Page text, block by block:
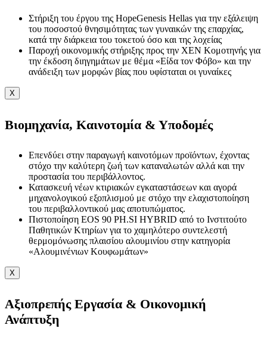
Στήριξη του έργου της HopeGenesis Hellas για την εξάλειψη
του ποσοστού θνησιμότητας των γυναικών της επαρχίας,
κατά την διάρκεια του τοκετού όσο και της λοχείας
Παροχή οικονομικής στήριξης προς την ΧΕΝ Κομοτηνής για
την έκδοση διηγημάτων με θέμα «Είδα τον Φόβο» και την
ανάδειξη των μορφών βίας που υφίσταται οι γυναίκες
X
Βιομηχανία, Καινοτομία & Υποδομές
Επενδύει στην παραγωγή καινοτόμων προϊόντων, έχοντας
στόχο την καλύτερη ζωή των καταναλωτών αλλά και την
προστασία του περιβάλλοντος.
Κατασκευή νέων κτιριακών εγκαταστάσεων και αγορά
μηχανολογικού εξοπλισμού με στόχο την ελαχιστοποίηση
του περιβαλλοντικού μας αποτυπώματος.
Πιστοποίηση EOS 90 PH.SI HYBRID από το Ινστιτούτο
Παθητικών Κτηρίων για το χαμηλότερο συντελεστή
θερμομόνωσης πλαισίου αλουμινίου στην κατηγορία
«Αλουμινένιων Κουφωμάτων»
X
Αξιοπρεπής Εργασία & Οικονομική
Ανάπτυξη